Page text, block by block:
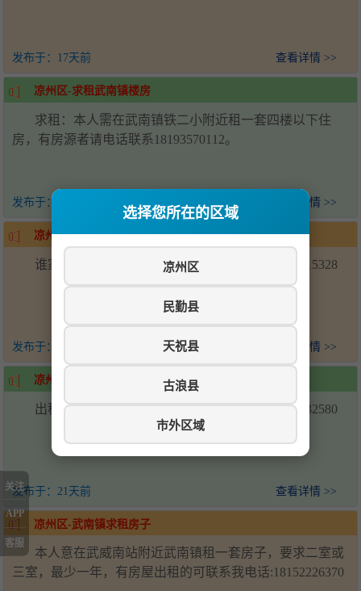
选择您所在的区域
凉州区
民勤县
天祝县
古浪县
市外区域
发布于： 17天前 查看详情 >>
凉州区-求租武南镇楼房
求租：本人需在武南镇铁二小附近租一套四楼以下住
房，有房源者请电话联系18193570112。
发布于： 查看详情 >>
凉州区-求购武南镇楼房
谁家有武南镇出售的一二楼，可以联系我15390515328
发布于： 查看详情 >>
凉州区-武南镇阳光一区楼房出租
出租武南镇阳光一区二楼楼房，联系电话19968532580
发布于： 21天前 查看详情 >>
凉州区-武南镇求租房子
本人意在武威南站附近武南镇租一套房子，要求二室或
三室，最少一年，有房屋出租的可联系我电话:18152226370
关注
APP
客服